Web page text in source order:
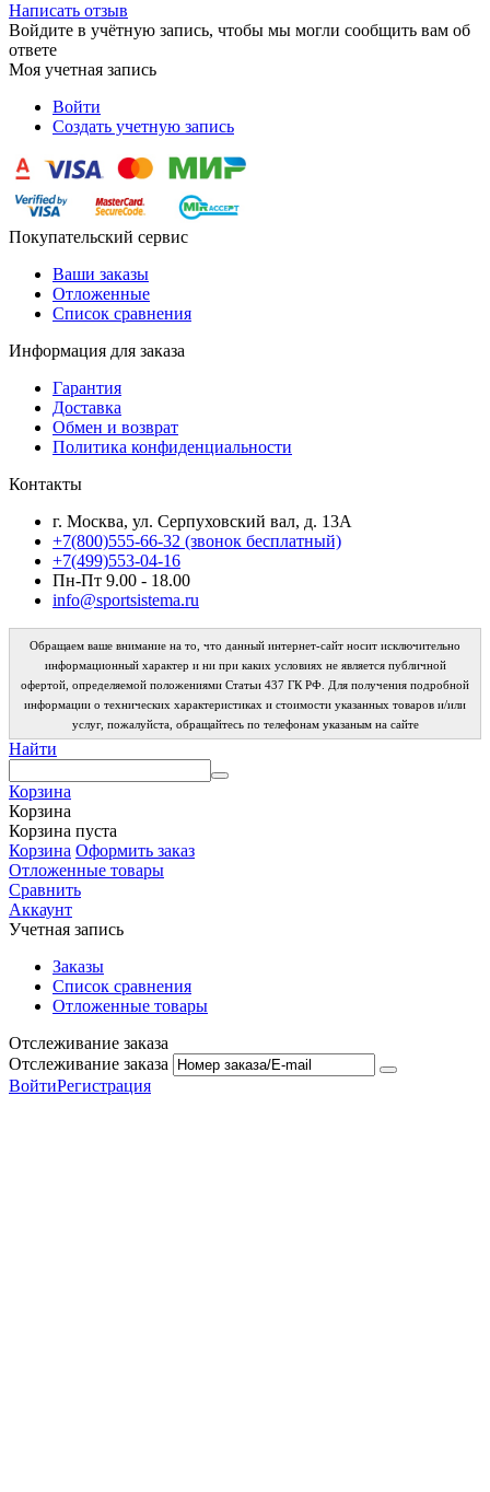
Написать отзыв
Войдите в учётную запись, чтобы мы могли сообщить вам об
ответе
Моя учетная запись
Войти
Создать учетную запись
Покупательский сервис
Ваши заказы
Отложенные
Список сравнения
Информация для заказа
Гарантия
Доставка
Обмен и возврат
Политика конфиденциальности
Контакты
г. Москва, ул. Серпуховский вал, д. 13А
+7(800)555-66-32 (звонок бесплатный)
+7(499)553-04-16
Пн-Пт 9.00 - 18.00
info@sportsistema.ru
Обращаем ваше внимание на то, что данный интернет-сайт носит исключительно
информационный характер и ни при каких условиях не является публичной
офертой, определяемой положениями Статьи 437 ГК РФ. Для получения подробной
информации о технических характеристиках и стоимости указанных товаров и/или
услуг, пожалуйста, обращайтесь по телефонам указаным на сайте
Найти
Корзина
Корзина
Корзина пуста
Корзина Оформить заказ
Отложенные товары
Сравнить
Аккаунт
Учетная запись
Заказы
Список сравнения
Отложенные товары
Отслеживание заказа
Отслеживание заказа
ВойтиРегистрация